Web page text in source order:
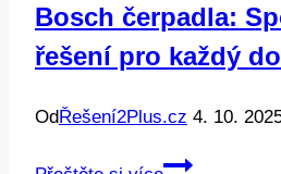
Bosch čerpadla:
řešení pro každý
OdŘešení2Plus.cz 4. 10.
Bosch